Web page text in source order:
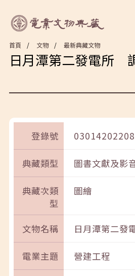
首頁 文物 最新典藏文物
日月潭第二發電所
登錄號
典藏類型 圖書文獻及影
典藏次類
型
圖繪
文物名稱 日月潭第二
電業主題 營建工程